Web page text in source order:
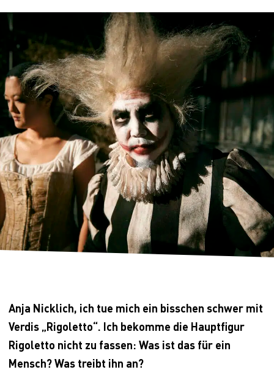
Anja Nicklich, ich tue mich ein bisschen schwer mit
Verdis „Rigoletto“. Ich bekomme die Hauptfigur
Rigoletto nicht zu fassen: Was ist das für ein
Mensch? Was treibt ihn an?